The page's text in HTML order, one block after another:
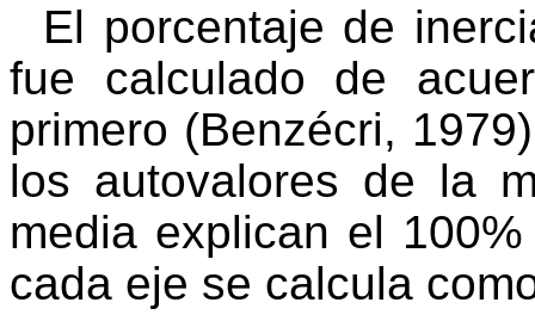
El porcentaje de
fue calculado de
primero (Benzécri,
los autovalores de la
media explican el
cada eje se calcula